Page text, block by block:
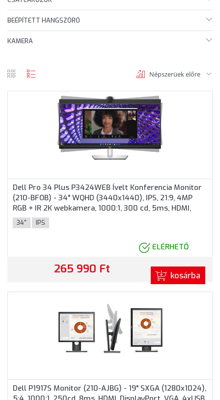
BEÉPÍTETT HANGSZÓRÓ
KAMERA
Népszerüek előre
Dell Pro 34 Plus P3424WEB Ívelt Konferencia Monitor
(210-BFOB) - 34" WQHD (3440x1440), IPS, 21:9, 4MP
RGB + IR 2K webkamera, 1000:1, 300 cd, 5ms, HDMI,
DisplayPort, USB, 3 év garancia, Fekete színben
34" IPS
ELÉRHETŐ
265 990 Ft kosárba
Dell P1917S Monitor (210-AJBG) - 19" SXGA (1280x1024),